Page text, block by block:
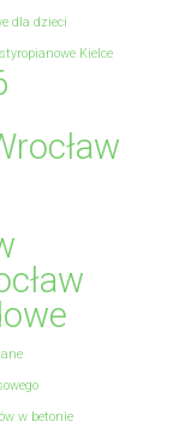
dla dzieci
Kielce
w betonie